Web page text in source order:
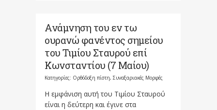
Ανάμνηση του εν τω
ουρανώ φανέντος σημείου
του Τιμίου Σταυρού επί
Κωνσταντίου (7 Μαίου)
Κατηγορίες: Ορθόδοξη πίστη, Συναξαριακές Μορφές
Η εμφάνιση αυτή του Τιμίου Σταυρού
είναι η δεύτερη και έγινε στα